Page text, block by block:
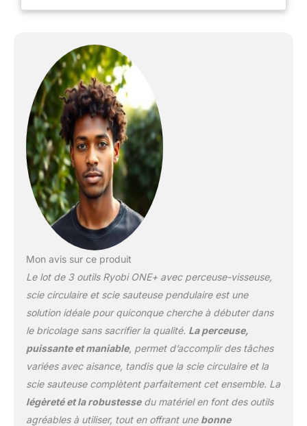
gamme à votre rythme et à
Mandrin 10 mm autoserrant
et 22 positions de couple :
effectuez n'importe quel
perçage, même de gros
diamètre avec le mandrin
efficace. Il vous permet de
changer d'accessoire d'une
seule main. Les nombreuses
positions de couple assurent
un confort de travail optimal
variateur de vitesse : vissez
et dévissez en un tour de
main. Contrôlez en
permanence l'appareil grâce
au variateur de vitesse qui
s'adapte à votre rythme. La
poignée profilée ErgoTech
avec son GripZone micro-
alvéolé permet une prise en
main ferme et confortable.
[Scie Sauteuse] De multiples
Mon avis sur ce produit
Le lot de 3 outils Ryobi ONE+ avec perceuse-visseuse,
scie circulaire et scie sauteuse pendulaire est une
solution idéale pour quiconque cherche à débuter dans
le bricolage sans sacrifier la qualité. La perceuse,
puissante et maniable, permet d’accomplir des tâches
variées avec aisance, tandis que la scie circulaire et la
scie sauteuse complètent parfaitement cet ensemble. La
légèreté et la robustessedu matériel en font des outils
agréables à utiliser, tout en offrant une bonne